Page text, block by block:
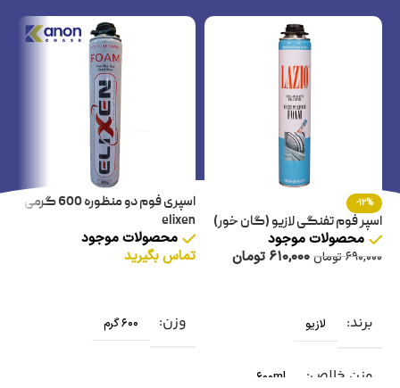
-12%
اسپر فوم تفنگی لازیو (گان خور)
محصولات موجود
690,000تومان610,000 تومان
برند لازیو
وزن خالص 600ml
اسپری فوم دو منظوره 600 گرمی
elixen
محصولات موجود
تماس بگیرید
وزن 600 گرم